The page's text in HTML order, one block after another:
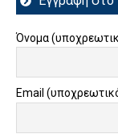
Όνομα
Email